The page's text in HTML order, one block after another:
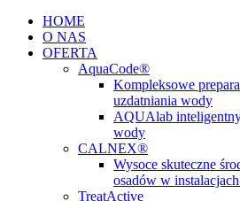
HOME
O NAS
OFERTA
AquaCode®
Kompleksowe
uzdatniania wody
AQUAlab
wody
CALNEX®
Wysoce skuteczne
osadów w
TreatActive